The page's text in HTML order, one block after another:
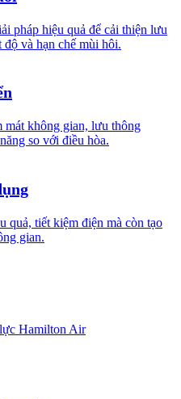
pháp hiệu quả để cải thiện lưu
và hạn chế mùi hôi.
mát không gian, lưu thông
so với điều hòa.
quả, tiết kiệm điện mà còn tạo
gian.
Hamilton Air